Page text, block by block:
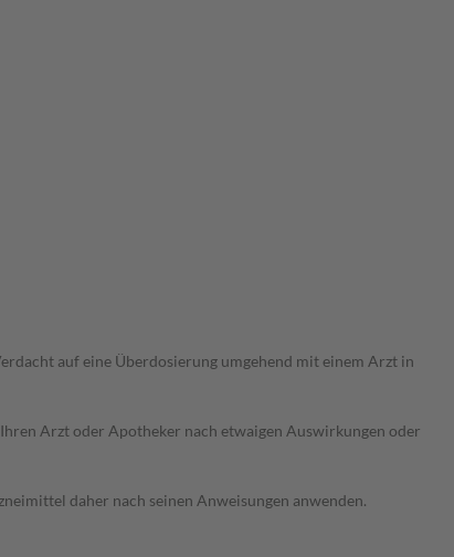
auf eine Überdosierung umgehend mit einem Arzt in
Arzt oder Apotheker nach etwaigen Auswirkungen oder
daher nach seinen Anweisungen anwenden.